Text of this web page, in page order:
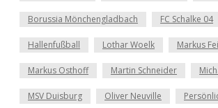
Borussia Mönchengladbach FC Schalke 04
Hallenfußball Lothar Woelk Markus
Markus Osthoff Martin Schneider
MSV Duisburg Oliver Neuville